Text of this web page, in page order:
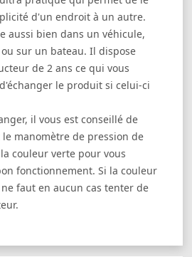
d'un endroit à un autre.
aussi bien dans un véhicule,
sur un bateau. Il dispose
de 2 ans ce qui vous
le produit si celui-ci
il vous est conseillé de
manomètre de pression de
couleur verte pour vous
fonctionnement. Si la couleur
faut en aucun cas tenter de